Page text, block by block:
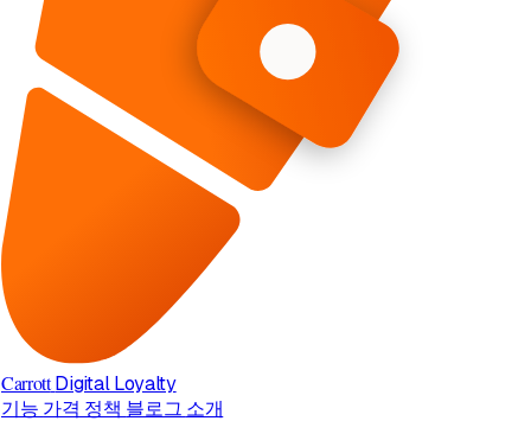
Carrott Digital Loyalty
기능 가격 정책 블로그 소개